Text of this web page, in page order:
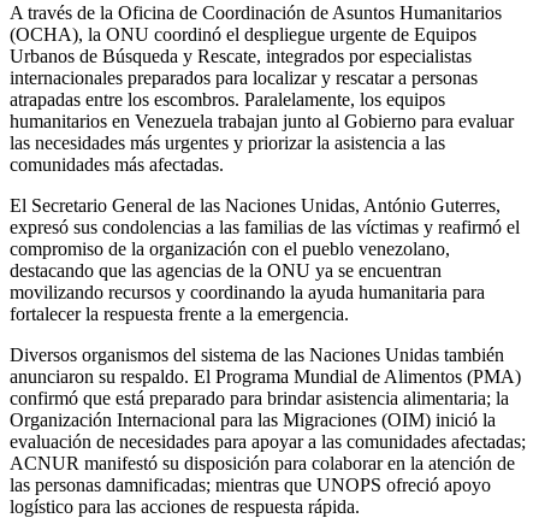
A través de la Oficina de Coordinación de Asuntos Humanitarios
(OCHA), la ONU coordinó el despliegue urgente de Equipos
Urbanos de Búsqueda y Rescate, integrados por especialistas
internacionales preparados para localizar y rescatar a personas
atrapadas entre los escombros. Paralelamente, los equipos
humanitarios en Venezuela trabajan junto al Gobierno para evaluar
las necesidades más urgentes y priorizar la asistencia a las
comunidades más afectadas.
El Secretario General de las Naciones Unidas, António Guterres,
expresó sus condolencias a las familias de las víctimas y reafirmó el
compromiso de la organización con el pueblo venezolano,
destacando que las agencias de la ONU ya se encuentran
movilizando recursos y coordinando la ayuda humanitaria para
fortalecer la respuesta frente a la emergencia.
Diversos organismos del sistema de las Naciones Unidas también
anunciaron su respaldo. El Programa Mundial de Alimentos (PMA)
confirmó que está preparado para brindar asistencia alimentaria; la
Organización Internacional para las Migraciones (OIM) inició la
evaluación de necesidades para apoyar a las comunidades afectadas;
ACNUR manifestó su disposición para colaborar en la atención de
las personas damnificadas; mientras que UNOPS ofreció apoyo
logístico para las acciones de respuesta rápida.